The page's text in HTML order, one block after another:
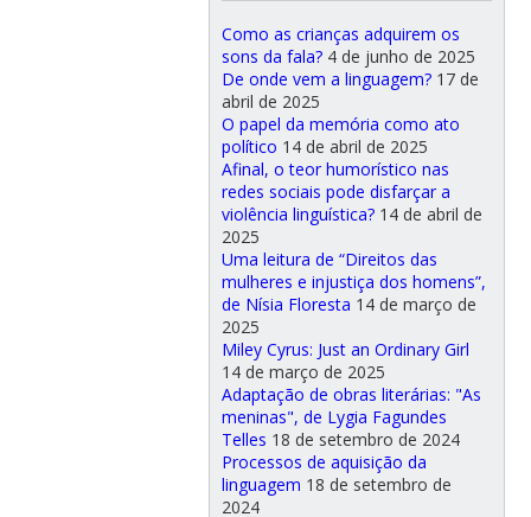
Como as crianças adquirem os
sons da fala? 4 de junho de 2025
De onde vem a linguagem? 17 de
abril de 2025
O papel da memória como ato
político 14 de abril de 2025
Afinal, o teor humorístico nas
redes sociais pode disfarçar a
violência linguística? 14 de abril de
2025
Uma leitura de “Direitos das
mulheres e injustiça dos homens”,
de Nísia Floresta 14 de março de
2025
Miley Cyrus: Just an Ordinary Girl
14 de março de 2025
Adaptação de obras literárias: "As
meninas", de Lygia Fagundes
Telles 18 de setembro de 2024
Processos de aquisição da
linguagem 18 de setembro de
2024